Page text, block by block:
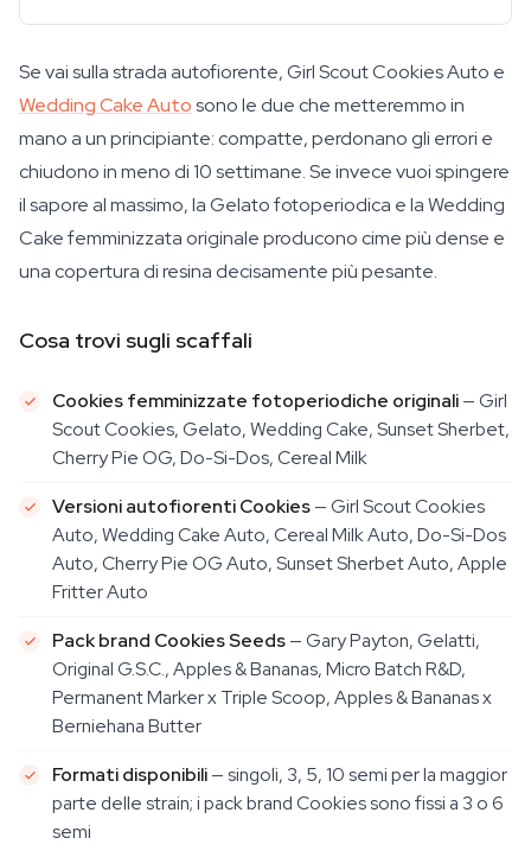
Se vai sulla strada autofiorente, Girl Scout Cookies Auto e
Wedding Cake Autosono le due che metteremmo in
mano a un principiante: compatte, perdonano gli errori e
chiudono in meno di 10 settimane. Se invece vuoi spingere
il sapore al massimo, la Gelato fotoperiodica e la Wedding
Cake femminizzata originale producono cime più dense e
una copertura di resina decisamente più pesante.
Cosa trovi sugli scaffali
Cookies femminizzate fotoperiodiche originali— Girl
Scout Cookies, Gelato, Wedding Cake, Sunset Sherbet,
Cherry Pie OG, Do-Si-Dos, Cereal Milk
Versioni autofiorenti Cookies— Girl Scout Cookies
Auto, Wedding Cake Auto, Cereal Milk Auto, Do-Si-Dos
Auto, Cherry Pie OG Auto, Sunset Sherbet Auto, Apple
Fritter Auto
Pack brand Cookies Seeds— Gary Payton, Gelatti,
Original G.S.C., Apples & Bananas, Micro Batch R&D,
Permanent Marker x Triple Scoop, Apples & Bananas x
Berniehana Butter
Formati disponibili— singoli, 3, 5, 10 semi per la maggior
parte delle strain; i pack brand Cookies sono fissi a 3 o 6
semi